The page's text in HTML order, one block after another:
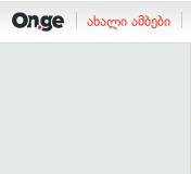
ახალი ამბები